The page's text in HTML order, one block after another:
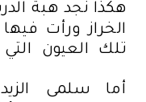
هكذا نجد هبة
الخراز ورأت
تلك العيون
أما سلمى